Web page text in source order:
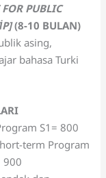
PUBLIC
(8-10 BULAN)
asing,
bahasa Turki
S1= 800
term Program
900